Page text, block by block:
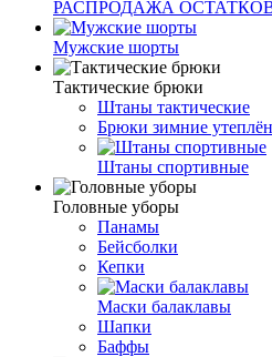
РАСПРОДАЖА
Мужские шорты
Тактические брюки
Штаны тактические
Брюки зимние
Штаны спортивные
Головные уборы
Панамы
Бейсболки
Кепки
Маски балаклавы
Шапки
Баффы